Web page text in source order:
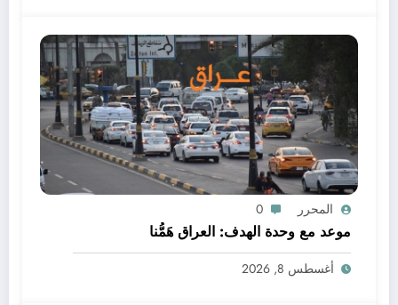
المحرر 0
موعد مع وحدة الهدف: العراق هَمُّنا
أغسطس 8, 2026